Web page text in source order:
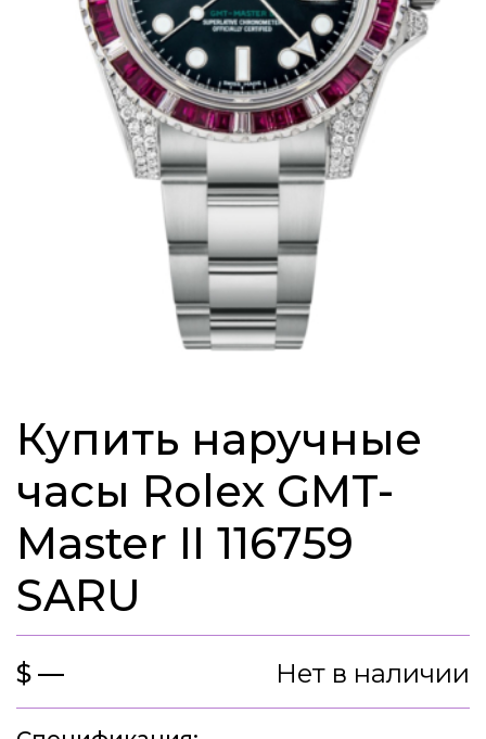
Купить наручные
часы Rolex GMT-
Master II 116759
SARU
$ — Нет в наличии